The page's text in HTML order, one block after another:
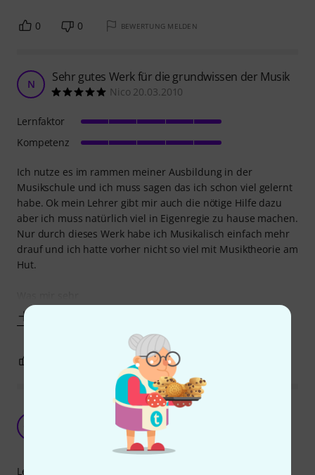
0 0 BEWERTUNG MELDEN
N Sehr gutes Werk für die grundwissen der Musik
Nico 20.03.2010
Ich nutze es im rammen meiner Ausbildung in der
Musikschule und ich muss sagen das ich schon viel gelernt
habe. Ok mein Lehrer gibt mir auch die nötige Hilfe dazu
aber ich muss natürlich viel in Eigenregie zu hause machen.
Nur durch dieses Werk habe ich Musikalisch einfach mehr
drauf und ich hatte vorher nicht so viel mit Musiktheorie am
Hut.
Lernfaktor
Kompetenz
BEWERTUNG MELDEN
Klassiker, aber mittlerweile gibt es
anschaulicheres Material
Christian W 30.05.2024
Lernfaktor